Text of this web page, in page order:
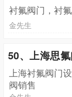
衬氟阀门，衬
金先生
50、上海思
上海衬氟阀门
阀销售